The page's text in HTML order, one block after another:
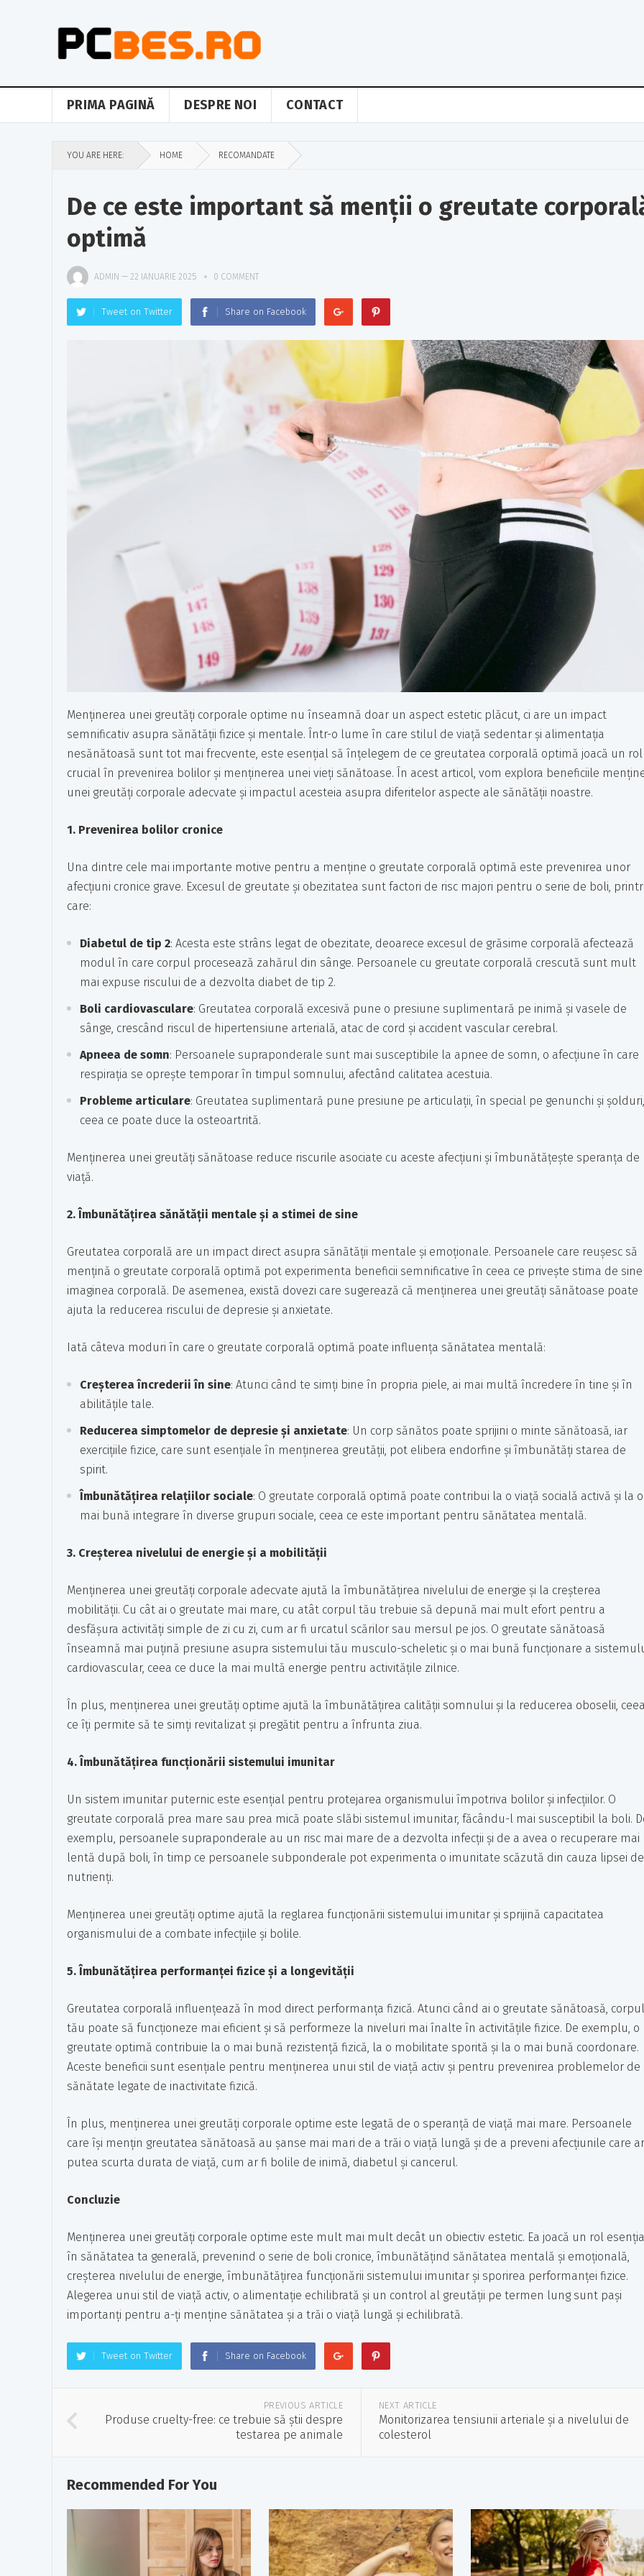
PRIMA PAGINĂ DESPRE NOI CONTACT
YOU ARE HERE: HOME RECOMANDATE
De ce este important să menții o greutate
optimă
ADMIN — 22 IANUARIE 2025 0 COMMENT
Tweet on Twitter Share on Facebook
Menținerea unei greutăți corporale optime nu înseamnă doar un aspect estetic plăcut, ci are un impact
semnificativ asupra sănătății fizice și mentale. Într-o lume în care stilul de viață sedentar și alimentația
nesănătoasă sunt tot mai frecvente, este esențial să înțelegem de ce greutatea corporală optimă joacă un rol
crucial în prevenirea bolilor și menținerea unei vieți sănătoase. În acest articol, vom explora beneficiile
unei greutăți corporale adecvate și impactul acesteia asupra diferitelor aspecte ale sănătății noastre.
1. Prevenirea bolilor cronice
Una dintre cele mai importante motive pentru a menține o greutate corporală optimă este prevenirea unor
afecțiuni cronice grave. Excesul de greutate și obezitatea sunt factori de risc majori pentru o serie de boli,
care:
Diabetul de tip 2: Acesta este strâns legat de obezitate, deoarece excesul de grăsime corporală afectează
modul în care corpul procesează zahărul din sânge. Persoanele cu greutate corporală crescută sunt mult
mai expuse riscului de a dezvolta diabet de tip 2.
Boli cardiovasculare: Greutatea corporală excesivă pune o presiune suplimentară pe inimă și vasele de
sânge, crescând riscul de hipertensiune arterială, atac de cord și accident vascular cerebral.
Apneea de somn: Persoanele supraponderale sunt mai susceptibile la apnee de somn, o afecțiune în care
respirația se oprește temporar în timpul somnului, afectând calitatea acestuia.
Probleme articulare: Greutatea suplimentară pune presiune pe articulații, în special pe genunchi și șolduri,
ceea ce poate duce la osteoartrită.
Menținerea unei greutăți sănătoase reduce riscurile asociate cu aceste afecțiuni și îmbunătățește speranța de
viață.
2. Îmbunătățirea sănătății mentale și a stimei de sine
Greutatea corporală are un impact direct asupra sănătății mentale și emoționale. Persoanele care reușesc să
mențină o greutate corporală optimă pot experimenta beneficii semnificative în ceea ce privește stima de sine
imaginea corporală. De asemenea, există dovezi care sugerează că menținerea unei greutăți sănătoase poate
ajuta la reducerea riscului de depresie și anxietate.
Iată câteva moduri în care o greutate corporală optimă poate influența sănătatea mentală:
Creșterea încrederii în sine: Atunci când te simți bine în propria piele, ai mai multă încredere în tine și în
abilitățile tale.
Reducerea simptomelor de depresie și anxietate: Un corp sănătos poate sprijini o minte sănătoasă, iar
exercițiile fizice, care sunt esențiale în menținerea greutății, pot elibera endorfine și îmbunătăți starea de
spirit.
Îmbunătățirea relațiilor sociale: O greutate corporală optimă poate contribui la o viață socială activă și la o
mai bună integrare în diverse grupuri sociale, ceea ce este important pentru sănătatea mentală.
3. Creșterea nivelului de energie și a mobilității
Menținerea unei greutăți corporale adecvate ajută la îmbunătățirea nivelului de energie și la creșterea
mobilității. Cu cât ai o greutate mai mare, cu atât corpul tău trebuie să depună mai mult efort pentru a
desfășura activități simple de zi cu zi, cum ar fi urcatul scărilor sau mersul pe jos. O greutate sănătoasă
înseamnă mai puțină presiune asupra sistemului tău musculo-scheletic și o mai bună funcționare a
cardiovascular, ceea ce duce la mai multă energie pentru activitățile zilnice.
În plus, menținerea unei greutăți optime ajută la îmbunătățirea calității somnului și la reducerea oboselii, ceea
ce îți permite să te simți revitalizat și pregătit pentru a înfrunta ziua.
4. Îmbunătățirea funcționării sistemului imunitar
Un sistem imunitar puternic este esențial pentru protejarea organismului împotriva bolilor și infecțiilor. O
greutate corporală prea mare sau prea mică poate slăbi sistemul imunitar, făcându-l mai susceptibil la boli.
exemplu, persoanele supraponderale au un risc mai mare de a dezvolta infecții și de a avea o recuperare mai
lentă după boli, în timp ce persoanele subponderale pot experimenta o imunitate scăzută din cauza lipsei de
nutrienți.
Menținerea unei greutăți optime ajută la reglarea funcționării sistemului imunitar și sprijină capacitatea
organismului de a combate infecțiile și bolile.
5. Îmbunătățirea performanței fizice și a longevității
Greutatea corporală influențează în mod direct performanța fizică. Atunci când ai o greutate sănătoasă, corpul
tău poate să funcționeze mai eficient și să performeze la niveluri mai înalte în activitățile fizice. De exemplu, o
greutate optimă contribuie la o mai bună rezistență fizică, la o mobilitate sporită și la o mai bună coordonare.
Aceste beneficii sunt esențiale pentru menținerea unui stil de viață activ și pentru prevenirea problemelor de
sănătate legate de inactivitate fizică.
În plus, menținerea unei greutăți corporale optime este legată de o speranță de viață mai mare. Persoanele
care își mențin greutatea sănătoasă au șanse mai mari de a trăi o viață lungă și de a preveni afecțiunile care ar
putea scurta durata de viață, cum ar fi bolile de inimă, diabetul și cancerul.
Concluzie
Menținerea unei greutăți corporale optime este mult mai mult decât un obiectiv estetic. Ea joacă un rol
în sănătatea ta generală, prevenind o serie de boli cronice, îmbunătățind sănătatea mentală și emoțională,
creșterea nivelului de energie, îmbunătățirea funcționării sistemului imunitar și sporirea performanței fizice.
Alegerea unui stil de viață activ, o alimentație echilibrată și un control al greutății pe termen lung sunt pași
importanți pentru a-ți menține sănătatea și a trăi o viață lungă și echilibrată.
Tweet on Twitter Share on Facebook
PREVIOUS ARTICLE
Produse cruelty-free: ce trebuie să știi despre
testarea pe animale
NEXT ARTICLE
Monitorizarea tensiunii arteriale și a nivelului de
colesterol
Recommended For You